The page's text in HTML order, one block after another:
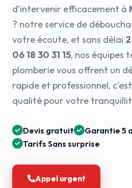
d’intervenir efficacement à
? notre service de
votre écoute, et sans délai
06 18 30 31 15, nos équipes
plomberie vous offrent un
rapide et professionnel,
qualité pour votre
Devis gratuit
Garantie 5
Tarifs Sans surprise
Appel urgent